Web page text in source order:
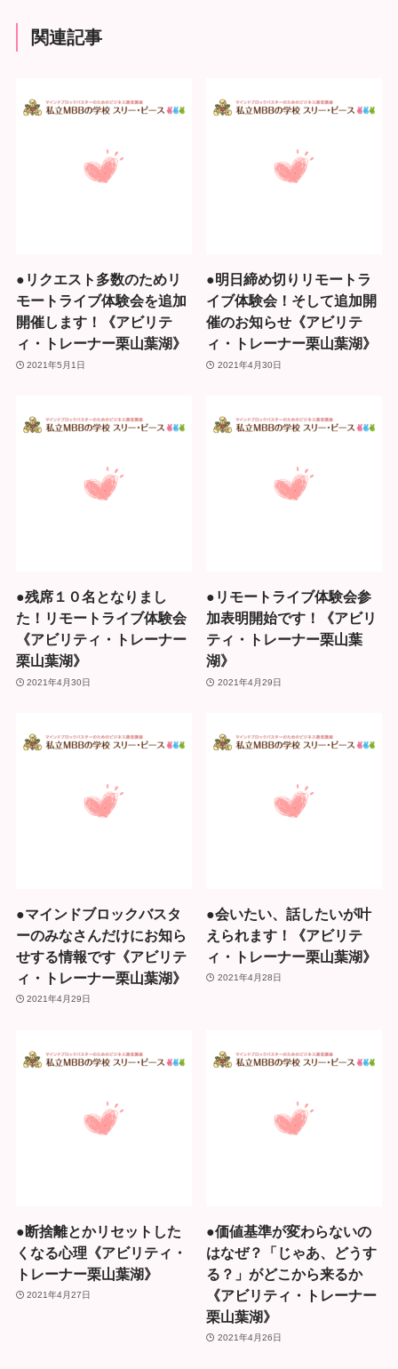
関連記事
●リクエスト多数のためリ
モートライブ体験会を追加
開催します！《アビリテ
ィ・トレーナー栗山葉湖》
2021年5月1日
●明日締め切りリモートラ
イブ体験会！そして追加開
催のお知らせ《アビリテ
ィ・トレーナー栗山葉湖》
2021年4月30日
●残席１０名となりまし
た！リモートライブ体験会
《アビリティ・トレーナー
栗山葉湖》
2021年4月30日
●リモートライブ体験会参
加表明開始です！《アビリ
ティ・トレーナー栗山葉
湖》
2021年4月29日
●マインドブロックバスタ
ーのみなさんだけにお知ら
せする情報です《アビリテ
ィ・トレーナー栗山葉湖》
2021年4月29日
●会いたい、話したいが叶
えられます！《アビリテ
ィ・トレーナー栗山葉湖》
2021年4月28日
●断捨離とかリセットした
くなる心理《アビリティ・
トレーナー栗山葉湖》
2021年4月27日
●価値基準が変わらないの
はなぜ？「じゃあ、どうす
る？」がどこから来るか
《アビリティ・トレーナー
栗山葉湖》
2021年4月26日